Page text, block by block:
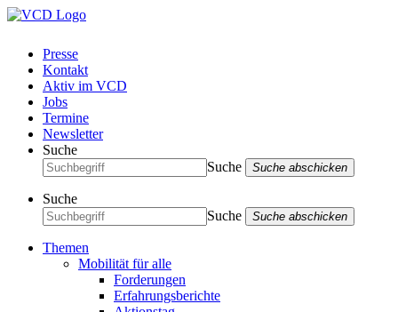
Presse
Kontakt
Aktiv im VCD
Jobs
Termine
Newsletter
Suche
Suche
Suche abschicken
Suche
Suche
Suche abschicken
Themen
Mobilität für alle
Forderungen
Erfahrungsberichte